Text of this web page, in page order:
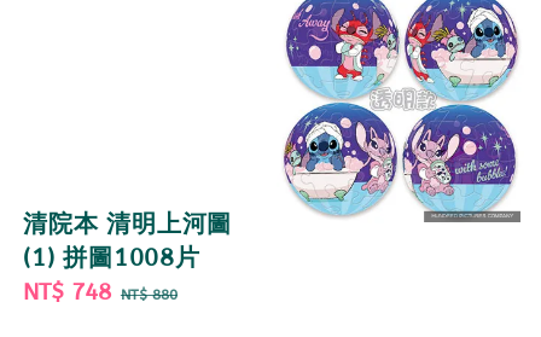
清院本 清明上河圖
(1) 拼圖1008片
Sale
NT$ 748 Regular
NT$ 880